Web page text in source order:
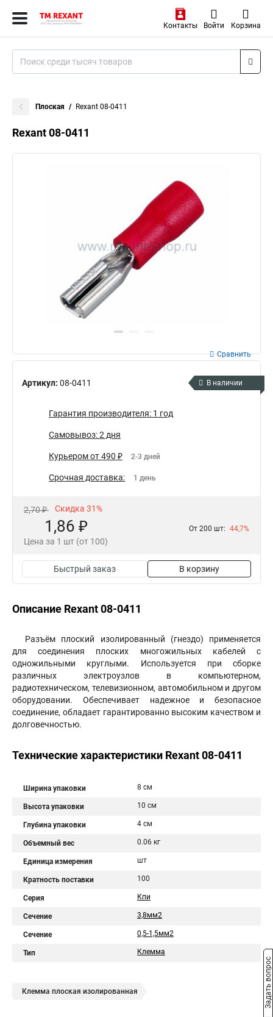
Контакты Войти Корзина
Плоская Rexant 08-0411
Rexant 08-0411
Артикул: 08-0411
Сравнить
В наличии
Гарантия производителя: 1 год
Самовывоз: 2 дня
Курьером от 490 ₽ 2-3 дней
Срочная доставка: 1 день
2,70 ₽ Скидка 31%
1,86 ₽
Цена за 1 шт (от 100)
От 200 шт: 44,7%
Быстрый заказ В корзину
Описание Rexant 08-0411
Разъём плоский изолированный (гнездо) применяется
для соединения плоских многожильных кабелей с
одножильными круглыми. Используется при сборке
различных электроузлов в компьютерном,
радиотехническом, телевизионном, автомобильном и другом
оборудовании. Обеспечивает надежное и безопасное
соединение, обладает гарантированно высоким качеством и
долговечностью.
Технические характеристики Rexant 08-0411
Ширина упаковки 8 см
Высота упаковки 10 см
Глубина упаковки 4 см
Объемный вес 0.06 кг
Единица измерения шт
Кратность поставки 100
Серия Кпи
Сечение 3,8мм2
Сечение 0,5-1,5мм2
Тип Клемма
Клемма плоская изолированная Задать вопрос